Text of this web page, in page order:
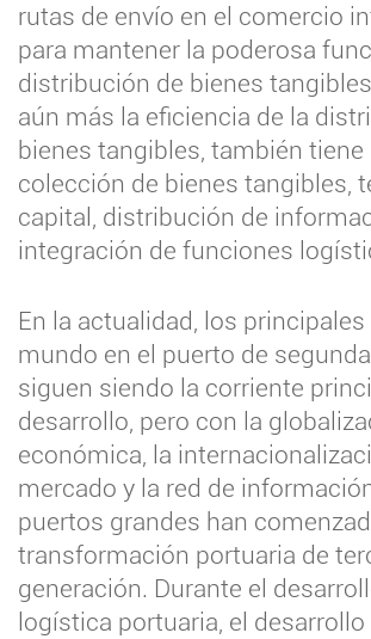
rutas de envío en el comercio
para mantener la poderosa
distribución de bienes
aún más la eficiencia de la
bienes tangibles, también tiene
colección de bienes tangibles,
capital, distribución de
integración de funciones
En la actualidad, los principales
mundo en el puerto de
siguen siendo la corriente
desarrollo, pero con la
económica, la
mercado y la red de
puertos grandes han
transformación portuaria de
generación. Durante el
logística portuaria, el desarrollo